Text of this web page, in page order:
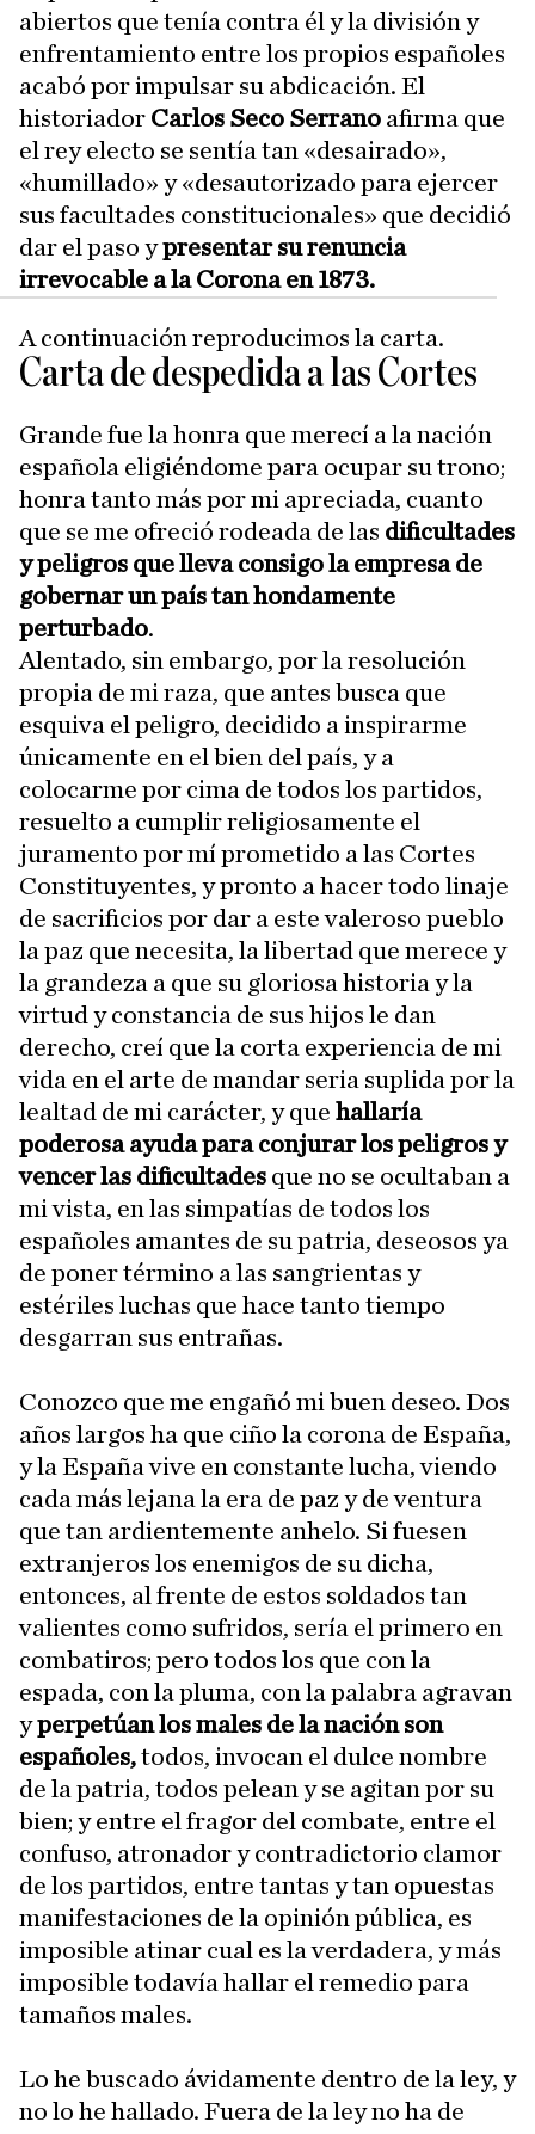
abiertos que tenía contra él y la división y
enfrentamiento entre los propios españoles
acabó por impulsar su abdicación. El
historiador Carlos Seco Serrano afirma que
el rey electo se sentía tan «desairado»,
«humillado» y «desautorizado para ejercer
sus facultades constitucionales» que decidió
dar el paso ypresentar su renuncia
irrevocable a la Corona en 1873.
A continuación reproducimos la carta.
Carta de despedida a las Cortes
Grande fue la honra que merecí a la nación
española eligiéndome para ocupar su trono;
honra tanto más por mi apreciada, cuanto
que se me ofreció rodeada de las dificultades
y peligros que lleva consigo la empresa de
gobernar un país tan hondamente
perturbado.
Alentado, sin embargo, por la resolución
propia de mi raza, que antes busca que
esquiva el peligro, decidido a inspirarme
únicamente en el bien del país, y a
colocarme por cima de todos los partidos,
resuelto a cumplir religiosamente el
juramento por mí prometido a las Cortes
Constituyentes, y pronto a hacer todo linaje
de sacrificios por dar a este valeroso pueblo
la paz que necesita, la libertad que merece y
la grandeza a que su gloriosa historia y la
virtud y constancia de sus hijos le dan
derecho, creí que la corta experiencia de mi
vida en el arte de mandar seria suplida por la
lealtad de mi carácter, y que hallaría
poderosa ayuda para conjurar los peligros y
vencer las dificultades que no se ocultaban a
mi vista, en las simpatías de todos los
españoles amantes de su patria, deseosos ya
de poner término a las sangrientas y
estériles luchas que hace tanto tiempo
desgarran sus entrañas.
Conozco que me engañó mi buen deseo. Dos
años largos ha que ciño la corona de España,
y la España vive en constante lucha, viendo
cada más lejana la era de paz y de ventura
que tan ardientemente anhelo. Si fuesen
extranjeros los enemigos de su dicha,
entonces, al frente de estos soldados tan
valientes como sufridos, sería el primero en
combatiros; pero todos los que con la
espada, con la pluma, con la palabra agravan
yperpetúan los males de la nación son
españoles,todos, invocan el dulce nombre
de la patria, todos pelean y se agitan por su
bien; y entre el fragor del combate, entre el
confuso, atronador y contradictorio clamor
de los partidos, entre tantas y tan opuestas
manifestaciones de la opinión pública, es
imposible atinar cual es la verdadera, y más
imposible todavía hallar el remedio para
tamaños males.
Lo he buscado ávidamente dentro de la ley, y
no lo he hallado. Fuera de la ley no ha de